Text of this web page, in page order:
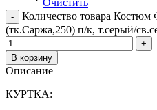
Количество товара
(тк.Саржа,250) п/к, т.серый/
В корзину
Описание
КУРТКА: